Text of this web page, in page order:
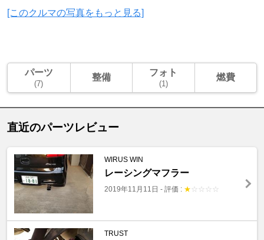
[このクルマの写真をもっと見る]
パーツ
(7)
整備 フォト
(1)
燃費
直近のパーツレビュー
WIRUS WIN
レーシングマフラー
2019年11月11日 - 評価 : ★ ☆ ☆ ☆ ☆
TRUST